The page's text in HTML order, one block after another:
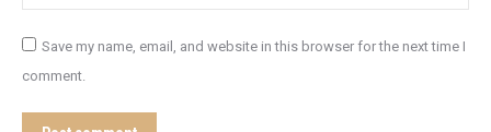
Save my name, email, and website in this browser for the next time I
comment.